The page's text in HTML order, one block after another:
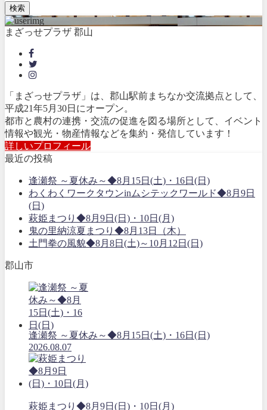
検索
まざっせプラザ 郡山
「まざっせプラザ」は、郡山駅前まちなか交流拠点として、
平成21年5月30日にオープン。
都市と農村の連携・交流の促進を図る場所として、イベント
情報や観光・物産情報などを集約・発信しています！
詳しいプロフィール
最近の投稿
逢瀬祭 ～夏休み～◆8月15日(土)・16日(日)
わくわくワークタウンinムシテックワールド◆8月9日
(日)
萩姫まつり◆8月9日(日)・10日(月)
鬼の里納涼夏まつり◆8月13日（木）
土門拳の風貌◆8月8日(土)～10月12日(日)
郡山市
逢瀬祭 ～夏休み～◆8月15日(土)・16日(日)
2026.08.07
萩姫まつり◆8月9日(日)・10日(月)